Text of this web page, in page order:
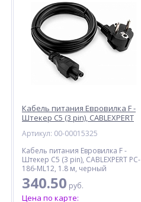
Кабель питания Евровилка F -
Штекер C5 (3 pin), CABLEXPERT
Артикул: 00-00015325
Кабель питания Евровилка F -
Штекер C5 (3 pin), CABLEXPERT PC-
186-ML12, 1.8 м, черный
340.50 руб.
Цена по карте: